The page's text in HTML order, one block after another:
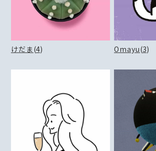
けだま (4) Omayu(3)